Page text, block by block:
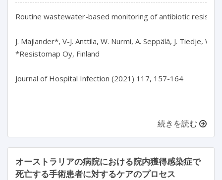
Routine wastewater-based monitoring of antibiotic
J. Majlander*, V-J. Anttila, W. Nurmi, A. Seppälä, J. Tiedje, W.
*Resistomap Oy, Finland
Journal of Hospital Infection (2021) 117, 157-164
続きを読む
オーストラリアの病院における院内獲得感染症で
死亡する手術患者に対するケアのプロセス